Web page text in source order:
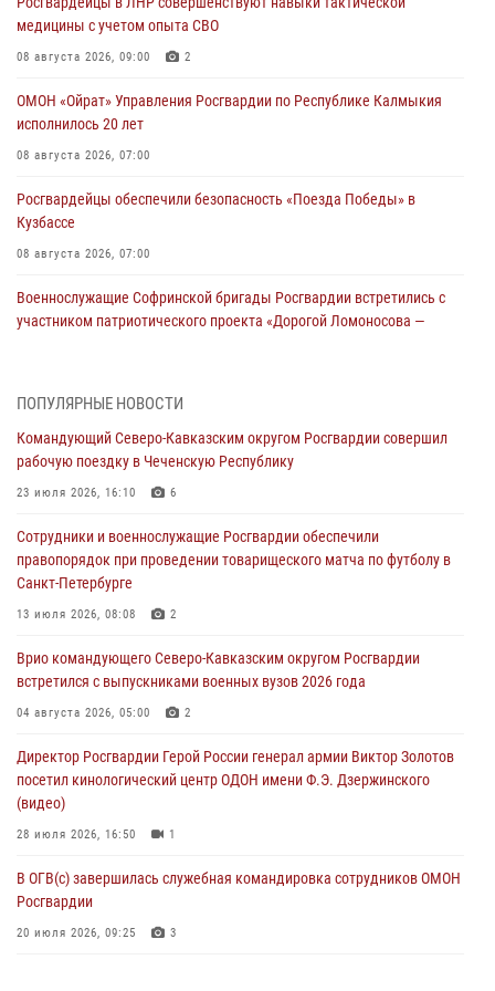
медицины с учетом опыта СВО
08 августа 2026, 09:00 2
ОМОН «Ойрат» Управления Росгвардии по Республике Калмыкия
исполнилось 20 лет
08 августа 2026, 07:00
Росгвардейцы обеспечили безопасность «Поезда Победы» в
Кузбассе
08 августа 2026, 07:00
Военнослужащие Софринской бригады Росгвардии встретились с
участником патриотического проекта «Дорогой Ломоносова —
настольному теннису ко Дню физкультурника
08 августа 2026, 07:00
ограниченными возможностями здоровья (видео)
08 августа 2026, 06:32 1
Спецназ Росгвардии в Марий Эл почтил память товарища на
08 августа 2026, 06:15 9
День физкультурника в Уральском округе Росгвардии отметили
08 августа 2026, 06:03
ПОПУЛЯРНЫЕ НОВОСТИ
Командующий Северо-Кавказским округом Росгвардии совершил
рабочую поездку в Чеченскую Республику
23 июля 2026, 16:10 6
Сотрудники и военнослужащие Росгвардии обеспечили
правопорядок при проведении товарищеского матча по футболу в
Санкт-Петербурге
13 июля 2026, 08:08 2
Врио командующего Северо-Кавказским округом Росгвардии
встретился с выпускниками военных вузов 2026 года
04 августа 2026, 05:00 2
Директор Росгвардии Герой России генерал армии Виктор Золотов
посетил кинологический центр ОДОН имени Ф.Э. Дзержинского
(видео)
28 июля 2026, 16:50 1
В ОГВ(с) завершилась служебная командировка сотрудников ОМОН
Росгвардии
20 июля 2026, 09:25 3